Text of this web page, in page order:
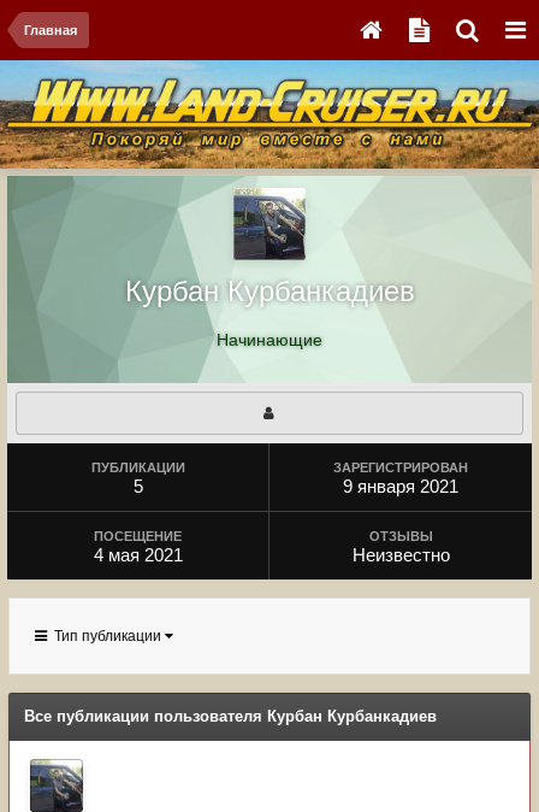
Главная
Курбан Курбанкадиев
Начинающие
ПУБЛИКАЦИИ
5
ЗАРЕГИСТРИРОВАН
9 января 2021
ПОСЕЩЕНИЕ
4 мая 2021
ОТЗЫВЫ
Неизвестно
Тип публикации
Все публикации пользователя Курбан Курбанкадиев